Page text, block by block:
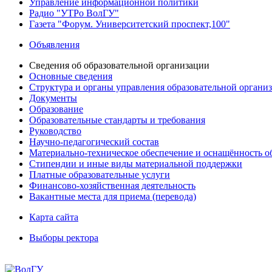
Управление информационной политики
Радио "УТРо ВолГУ"
Газета "Форум. Университетский проспект,100"
Объявления
Сведения об образовательной организации
Основные сведения
Структура и органы управления образовательной
Документы
Образование
Образовательные стандарты и требования
Руководство
Научно-педагогический состав
Материально-техническое обеспечение и оснащённость
Стипендии и иные виды материальной поддержки
Платные образовательные услуги
Финансово-хозяйственная деятельность
Вакантные места для приема (перевода)
Карта сайта
Выборы ректора